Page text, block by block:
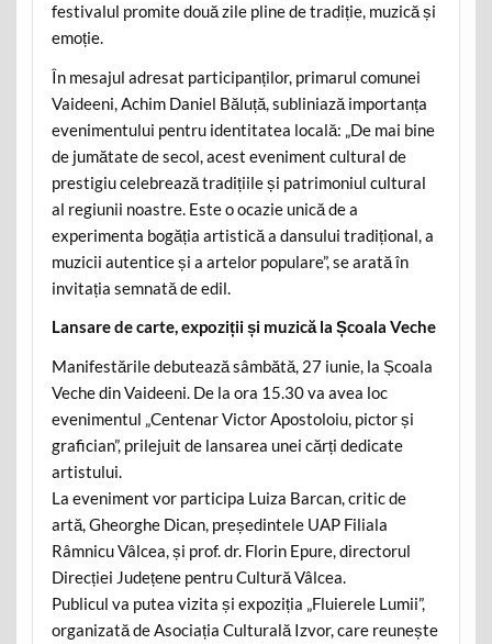
festivalul promite două zile pline de tradiție, muzică și
emoție.
În mesajul adresat participanților, primarul comunei
Vaideeni, Achim Daniel Băluță, subliniază importanța
evenimentului pentru identitatea locală: „De mai bine
de jumătate de secol, acest eveniment cultural de
prestigiu celebrează tradițiile și patrimoniul cultural
al regiunii noastre. Este o ocazie unică de a
experimenta bogăția artistică a dansului tradițional, a
muzicii autentice și a artelor populare”, se arată în
invitația semnată de edil.
Lansare de carte, expoziții și muzică la Școala Veche
Manifestările debutează sâmbătă, 27 iunie, la Școala
Veche din Vaideeni. De la ora 15.30 va avea loc
evenimentul „Centenar Victor Apostoloiu, pictor și
grafician”, prilejuit de lansarea unei cărți dedicate
artistului.
La eveniment vor participa Luiza Barcan, critic de
artă, Gheorghe Dican, președintele UAP Filiala
Râmnicu Vâlcea, și prof. dr. Florin Epure, directorul
Direcției Județene pentru Cultură Vâlcea.
Publicul va putea vizita și expoziția „Fluierele Lumii”,
organizată de Asociația Culturală Izvor, care reunește